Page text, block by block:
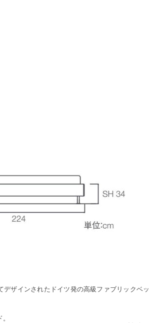
ザインされたドイツ発の高級ファブリックベッ